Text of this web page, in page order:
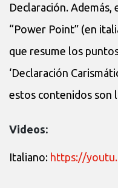
Declaración. Además,
“Power Point” (en
que resume los
‘Declaración
estos contenidos son
Videos:
Italiano: https://